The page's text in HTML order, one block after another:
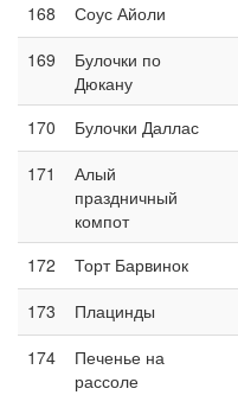
168
Соус Айоли
169
Булочки по
Дюкану
170 Булочки Даллас
171
Алый
праздничный
компот
172 Торт Барвинок
173
Плацинды
174
Печенье на
рассоле